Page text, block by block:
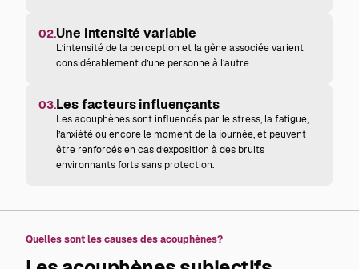
02.Une intensité variable
L’intensité de la perception et la gêne associée varient
considérablement d’une personne à l’autre.
03.Les facteurs influençants
Les acouphènes sont influencés par le stress, la fatigue,
l’anxiété ou encore le moment de la journée, et peuvent
être renforcés en cas d’exposition à des bruits
environnants forts sans protection.
Quelles sont les causes des acouphènes?